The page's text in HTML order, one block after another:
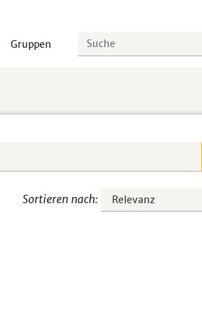
Gruppen
Sortieren nach